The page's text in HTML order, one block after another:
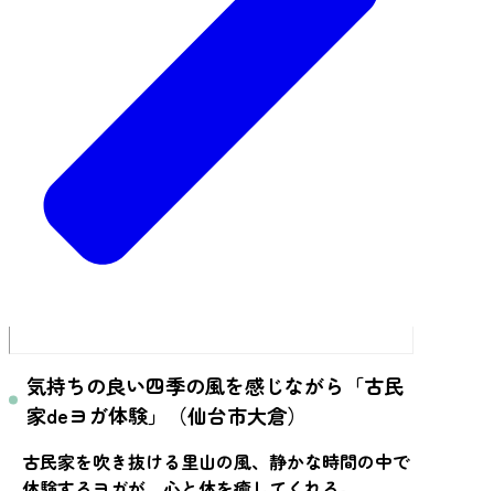
気持ちの良い四季の風を感じながら「古民
家deヨガ体験」（仙台市大倉）
古民家を吹き抜ける里山の風、静かな時間の中で